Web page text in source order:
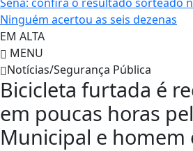
Ninguém acertou as seis dezenas
EM ALTA
MENU
Notícias/Segurança Pública
Bicicleta furtada é
em poucas horas
Municipal e homem